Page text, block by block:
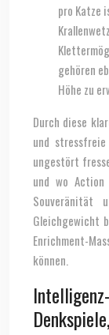
pro Katze
gehören
Höhe zu
Durch diese
und
ungestört
und wo
Souveränität
Gleichgewicht
Enrichment-
können.